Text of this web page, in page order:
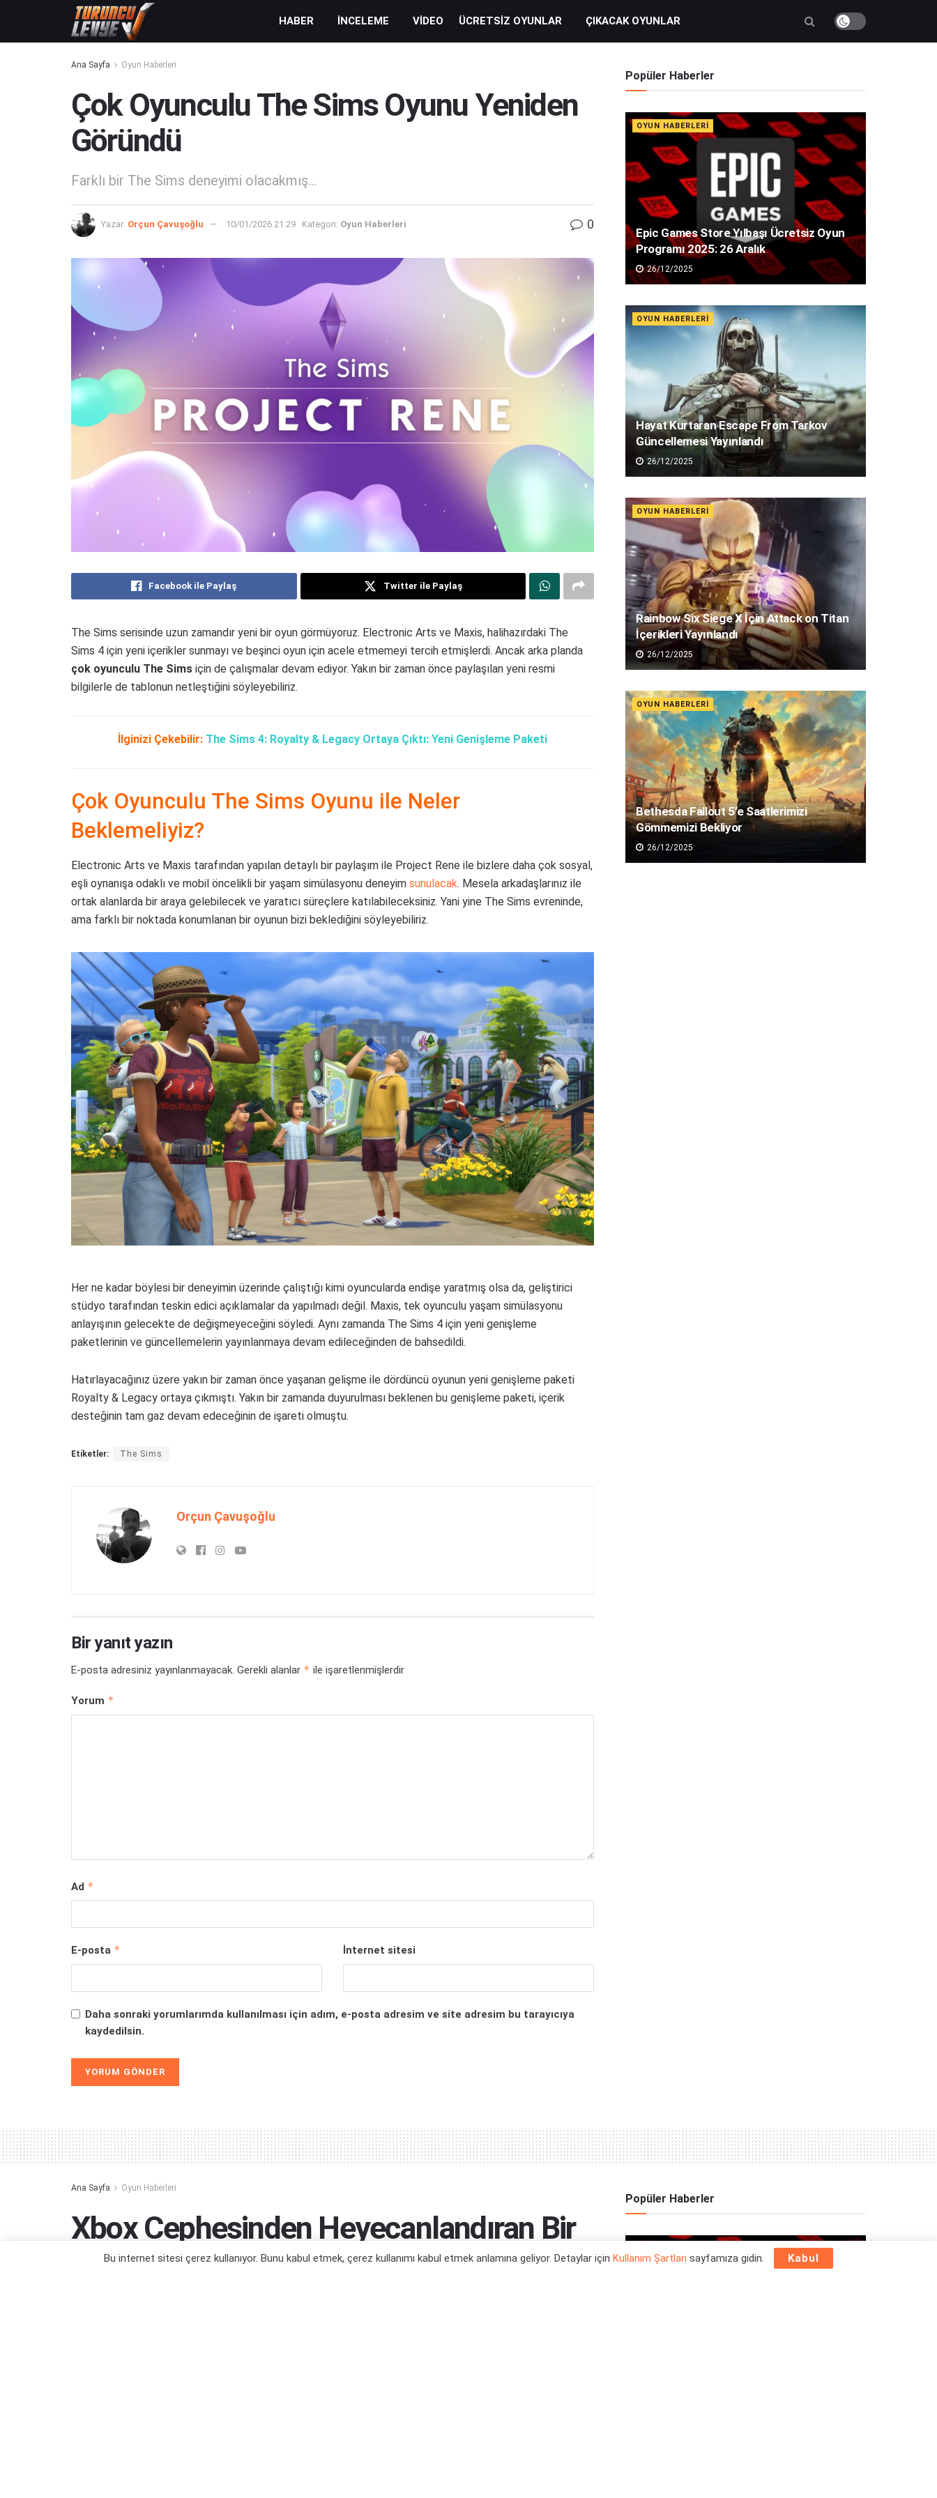
HABER İNCELEME VIDEO ÜCRETSIZ OYUNLAR ÇIKACAK OYUNLAR
Ana Sayfa Oyun Haberleri
Çok Oyunculu The Sims Oyunu Yeniden
Göründü
Farklı bir The Sims deneyimi olacakmış...
Yazar: Orçun Çavuşoğlu 10/01/2026 21:29 Kategori: Oyun Haberleri 0
Facebook ile Paylaş Twitter ile Paylaş
The Sims serisinde uzun zamandır yeni bir oyun görmüyoruz. Electronic Arts ve Maxis, halihazırdaki The
Sims 4 için yeni içerikler sunmayı ve beşinci oyun için acele etmemeyi tercih etmişlerdi. Ancak arka planda
çok oyunculu The Sims için de çalışmalar devam ediyor. Yakın bir zaman önce paylaşılan yeni resmi
bilgilerle de tablonun netleştiğini söyleyebiliriz.
İlginizi Çekebilir: The Sims 4: Royalty & Legacy Ortaya Çıktı: Yeni Genişleme Paketi
Çok Oyunculu The Sims Oyunu ile Neler
Beklemeliyiz?
Electronic Arts ve Maxis tarafından yapılan detaylı bir paylaşım ile Project Rene ile bizlere daha çok sosyal,
eşli oynanışa odaklı ve mobil öncelikli bir yaşam simülasyonu deneyim sunulacak. Mesela arkadaşlarınız ile
ortak alanlarda bir araya gelebilecek ve yaratıcı süreçlere katılabileceksiniz. Yani yine The Sims evreninde,
ama farklı bir noktada konumlanan bir oyunun bizi beklediğini söyleyebiliriz.
Her ne kadar böylesi bir deneyimin üzerinde çalıştığı kimi oyuncularda endişe yaratmış olsa da, geliştirici
stüdyo tarafından teskin edici açıklamalar da yapılmadı değil. Maxis, tek oyunculu yaşam simülasyonu
anlayışının gelecekte de değişmeyeceğini söyledi. Aynı zamanda The Sims 4 için yeni genişleme
paketlerinin ve güncellemelerin yayınlanmaya devam edileceğinden de bahsedildi.
Hatırlayacağınız üzere yakın bir zaman önce yaşanan gelişme ile dördüncü oyunun yeni genişleme paketi
Royalty & Legacy ortaya çıkmıştı. Yakın bir zamanda duyurulması beklenen bu genişleme paketi, içerik
desteğinin tam gaz devam edeceğinin de işareti olmuştu.
Etiketler: The Sims
Orçun Çavuşoğlu
Bir yanıt yazın
E-posta adresiniz yayınlanmayacak. Gerekli alanlar * ile işaretlenmişlerdir
Yorum *
Ad *
E-posta * İnternet sitesi
Daha sonraki yorumlarımda kullanılması için adım, e-posta adresim ve site adresim bu tarayıcıya
kaydedilsin.
Popüler Haberler
OYUN HABERLERI
Epic Games Store Yılbaşı Ücretsiz Oyun
Programı 2025: 26 Aralık
26/12/2025
OYUN HABERLERI
Hayat Kurtaran Escape From Tarkov
Güncellemesi Yayınlandı
26/12/2025
OYUN HABERLERI
Rainbow Six Siege X İçin Attack on Titan
İçerikleri Yayınlandı
26/12/2025
OYUN HABERLERI
Bethesda Fallout 5’e Saatlerimizi
Gömmemizi Bekliyor
26/12/2025
Ana Sayfa Oyun Haberleri
Xbox Cephesinden Heyecanlandıran Bir
Açıklama Geldi
Popüler Haberler
Bu internet sitesi çerez kullanıyor. Bunu kabul etmek, çerez kullanımı kabul etmek anlamına geliyor. Detaylar için Kullanım Şartları sayfamıza gidin. Kabul